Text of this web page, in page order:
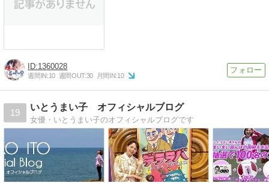
1360028
週間IN:10 週間OUT:30 月間IN:10
19
いとうまい子 オフィシャルブログ
女優・いとうまい子のオフィシャルブログです